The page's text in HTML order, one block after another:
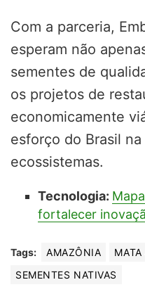
Com a parceria,
esperam não
sementes de
os projetos de
economicamente
esforço do Brasil
ecossistemas.
Tecnologia:
fortalecer
Tags: AMAZÔNIA
SEMENTES NATIVAS